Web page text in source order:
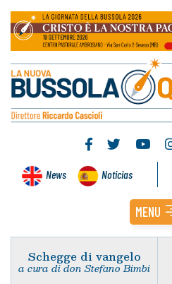
News Noticias
MENU
Schegge di vangelo
a cura di don Stefano Bimbi